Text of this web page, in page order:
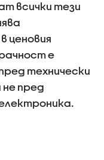
всички тези
ценовия
е
технически
пред